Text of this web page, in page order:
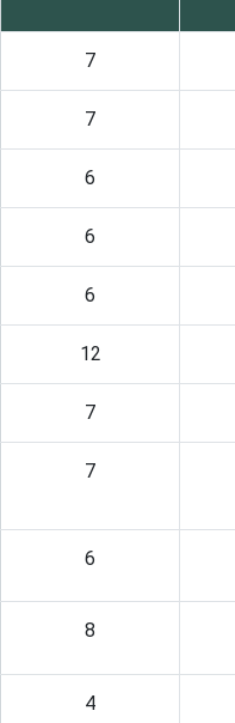
7
7
6
6
6
12
7
7
6
8
4